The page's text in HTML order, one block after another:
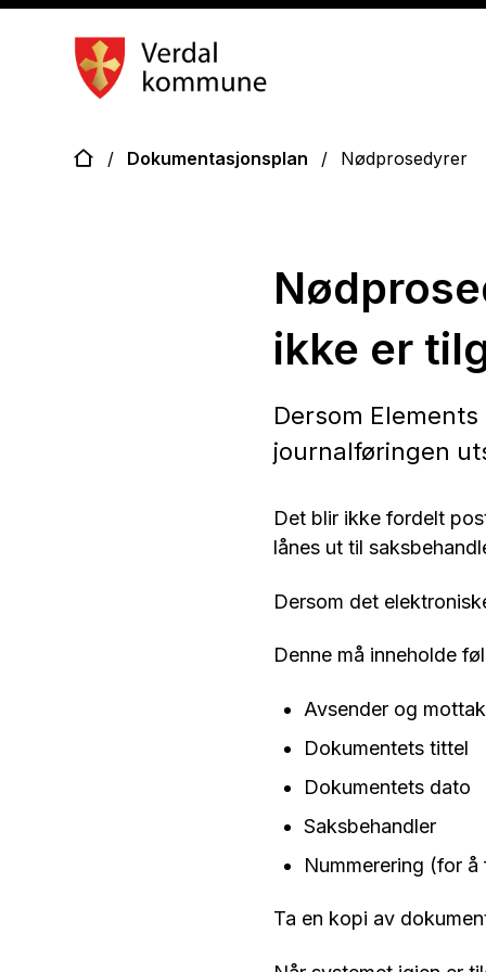
Du er her:Dokumentasjonsplan Nødprosedyrer
ikke er
Dersom
journalføringen
Det blir ikke fordelt
lånes ut til
Dersom det
Denne må inneholde
Avsender og
Dokumentets tittel
Dokumentets dato
Saksbehandler
Nummerering (for
Ta en kopi av